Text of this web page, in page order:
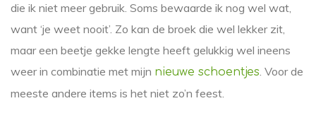
die ik niet meer gebruik. Soms bewaarde ik nog wel wat,
want ‘je weet nooit’. Zo kan de broek die wel lekker zit,
maar een beetje gekke lengte heeft gelukkig wel ineens
weer in combinatie met mijn nieuwe schoentjes. Voor de
meeste andere items is het niet zo’n feest.